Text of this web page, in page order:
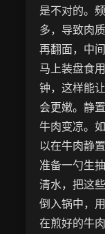
是不对的。
多，导致肉
再翻面，中
马上装盘食
钟，这样能
会更嫩。静
牛肉变凉。
以在牛肉静
准备一勺生
清水，把这
倒入锅中，
在煎好的牛